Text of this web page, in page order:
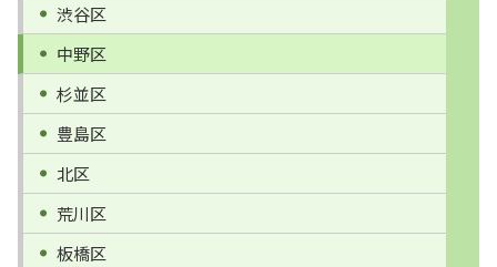
渋谷区
中野区
杉並区
豊島区
北区
荒川区
板橋区